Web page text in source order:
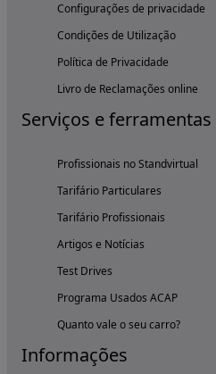
Configurações de privacidade
Condições de Utilização
Política de Privacidade
Livro de Reclamações online
Serviços e ferramentas
Profissionais no Standvirtual
Tarifário Particulares
Tarifário Profissionais
Artigos e Notícias
Test Drives
Programa Usados ACAP
Quanto vale o seu carro?
Informações